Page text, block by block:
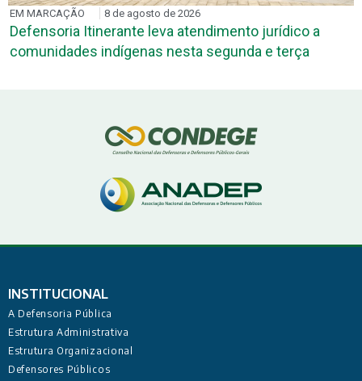
EM MARCAÇÃO 8 de agosto de 2026
Defensoria Itinerante leva atendimento jurídico a
comunidades indígenas nesta segunda e terça
INSTITUCIONAL
A Defensoria Pública
Estrutura Administrativa
Estrutura Organizacional
Defensores Públicos